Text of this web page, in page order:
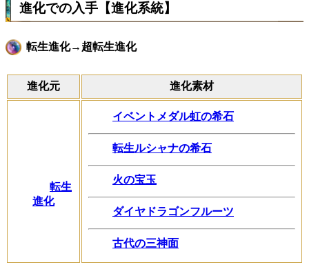
進化での入手【進化系統】
転生進化→超転生進化
進化元 進化素材
転生
進化
イベントメダル虹の希石
転生ルシャナの希石
火の宝玉
ダイヤドラゴンフルーツ
古代の三神面